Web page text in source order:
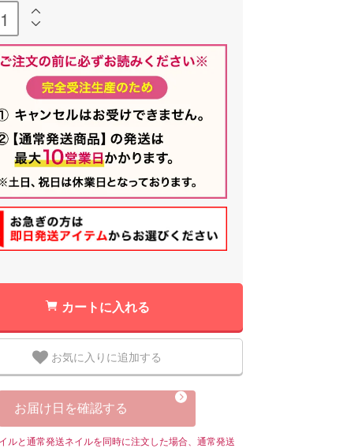
カートに入れる
お気に入りに追加する
お届け日を確認する
ルと通常発送ネイルを同時に注文した場合、通常発送